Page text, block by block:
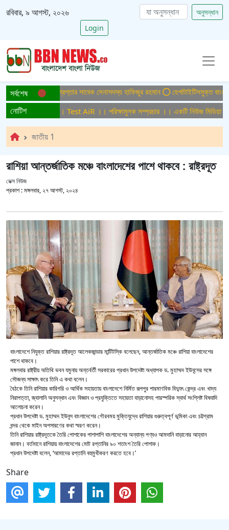
রবিবার, ৯ আগস্ট, ২০২৬
অনুসন্ধান
Login
সর্বশেষ
মামলায় ফের গ্রেপ্তার সাবেক সেনাসদস্য হাফিজুর রহমান হেপাটাইটিসমুক্ত বাংলাদেশ
নোটিশসম্প্রচার ।। Test AiR ।। পরিক্ষামুলক সম্প্রচার ।। একটি নিউজ মিডিয়া
জাতীয় 1
রাশিয়া আন্তর্জাতিক মঞ্চে বাংলাদেশের পাশে থাকবে : রাষ্ট্রদূত
ডেক্স নিউজ
প্রকাশ :মঙ্গলবার, ২৭ আগস্ট, ২০২৪
বাংলাদেশে নিযুক্ত রাশিয়ার রাষ্ট্রদূত আলেকজান্ডার মান্টিটস্কি বলেছেন, আন্তর্জাতিক মঞ্চে রাশিয়া বাংলাদেশের
পাশে থাকবে।
মঙ্গলবার রাষ্ট্রীয় অতিথি ভবন যমুনায় অন্তর্বর্তী সরকারের প্রধান উপদেষ্টা অধ্যাপক ড. মুহাম্মদ ইউনূসের সঙ্গে
সৌজন্য সাক্ষাৎ করে তিনি এ কথা বলেন।
বৈঠকে তিনি রাশিয়ার কারিগরি ও আর্থিক সহায়তায় বাংলাদেশে নির্মিত রূপপুর পারমাণবিক বিদ্যুৎ কেন্দ্র এবং খাদ্য
নিরাপত্তা, জ্বালানি অনুসন্ধান এবং বিজ্ঞান ও প্রযুক্তিতে সহায়তা বাড়ানোসহ পারস্পরিক স্বার্থ সংশ্লিষ্ট বিষযাদি
আলোচনা করেন।
প্রধান উপদেষ্টা ড. মুহাম্মদ ইউনূস বাংলাদেশের গৌরবময় মুক্তিযুদ্ধে রাশিয়ার গুরুত্বপূর্ণ ভূমিকা এবং চট্টগ্রাম
বন্দর থেকে মাইন অপসারণের কথা স্মরণ করেন।
তিনি রাশিয়ার রাষ্ট্রদূতকে তৈরি পোশাকের পাশাপাশি বাংলাদেশের অন্যান্য পণ্যও আমদানি বাড়ানোর আহ্বান
জানান। বর্তমানে রাশিয়ায় বাংলাদেশের মোট রপ্তানির ৯০ শতাংশ তৈরি পোশাক।
প্রধান উপদেষ্টা বলেন, ‘আমাদের রপ্তানি বহুমুখীকরণ করতে হবে।’
Share